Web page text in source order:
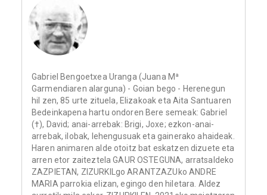
Gabriel Bengoetxea Uranga (Juana Mª
Garmendiaren alarguna) - Goian bego - Herenegun
hil zen, 85 urte zituela, Elizakoak eta Aita Santuaren
Bedeinkapena hartu ondoren Bere semeak: Gabriel
(†), David; anai-arrebak: Brigi, Joxe; ezkon-anai-
arrebak, ilobak, lehengusuak eta gainerako ahaideak.
Haren animaren alde otoitz bat eskatzen dizuete eta
arren etor zaiteztela GAUR OSTEGUNA, arratsaldeko
ZAZPIETAN, ZIZURKILgo ARANTZAZUko ANDRE
MARIA parrokia elizan, egingo den hiletara. Aldez